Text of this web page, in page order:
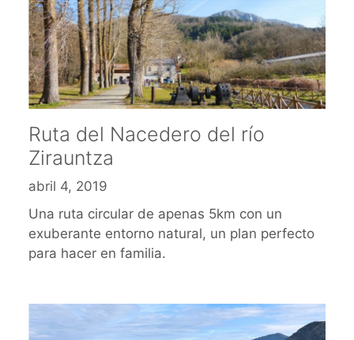
Ruta del Nacedero del río
Zirauntza
abril 4, 2019
Una ruta circular de apenas 5km con un
exuberante entorno natural, un plan perfecto
para hacer en familia.